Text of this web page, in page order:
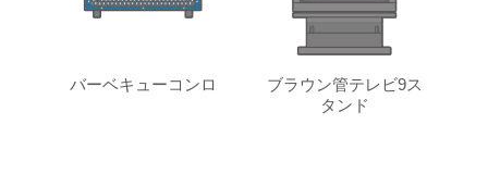
バーベキューコンロ
ブラウン管テレビ9ス
タンド